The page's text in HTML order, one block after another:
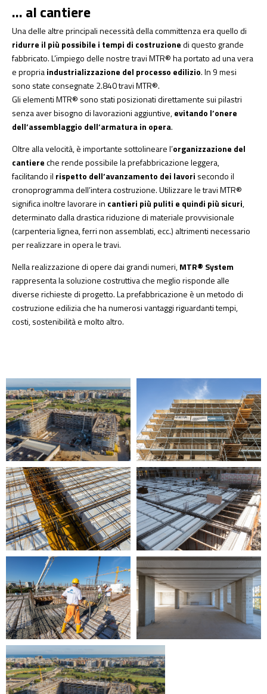
… al cantiere
Una delle altre principali necessità della committenza era quello di
ridurre il più possibile i tempi di costruzionedi questo grande
fabbricato. L’impiego delle nostre travi MTR® ha portato ad una vera
e propriaindustrializzazione del processo edilizio. In 9 mesi
sono state consegnate 2.840 travi MTR®.
Gli elementi MTR® sono stati posizionati direttamente sui pilastri
senza aver bisogno di lavorazioni aggiuntive,evitando l’onere
dell’assemblaggio dell’armatura in opera.
Oltre alla velocità, è importante sottolineare l’organizzazione del
cantiereche rende possibile la prefabbricazione leggera,
facilitando il rispetto dell’avanzamento dei lavori secondo il
cronoprogramma dell’intera costruzione. Utilizzare le travi MTR®
significa inoltre lavorare in cantieri più puliti e quindi più sicuri,
determinato dalla drastica riduzione di materiale provvisionale
(carpenteria lignea, ferri non assemblati, ecc.) altrimenti necessario
per realizzare in opera le travi.
Nella realizzazione di opere dai grandi numeri,MTR® System
rappresenta la soluzione costruttiva che meglio risponde alle
diverse richieste di progetto. La prefabbricazione è un metodo di
costruzione edilizia che ha numerosi vantaggi riguardanti tempi,
costi, sostenibilità e molto altro.